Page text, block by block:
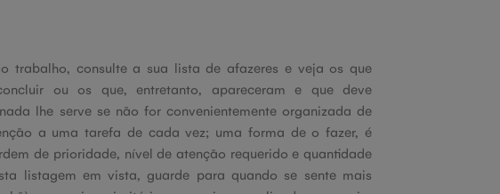
trabalho, consulte a sua lista de afazeres e veja os que
ou os que, entretanto, apareceram e que deve
lhe serve se não for convenientemente organizada de
a uma tarefa de cada vez; uma forma de o fazer, é
de prioridade, nível de atenção requerido e quantidade
listagem em vista, guarde para quando se sente mais